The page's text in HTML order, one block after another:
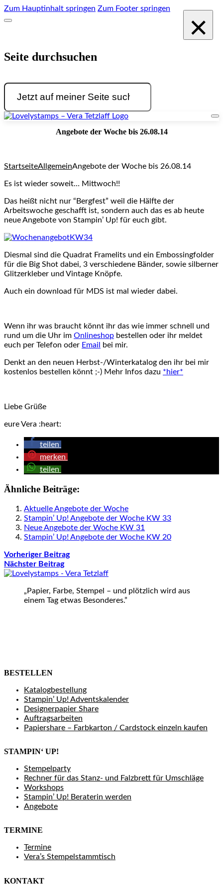
Zum Hauptinhalt springen Zum Footer springen
Seite durchsuchen
Suchen
×
Angebote der Woche bis 26.08.14
StartseiteAllgemeinAngebote der Woche bis 26.08.14
Es ist wieder soweit… Mittwoch!!
Das heißt nicht nur “Bergfest” weil die Hälfte der
Arbeitswoche geschafft ist, sondern auch das es ab heute
neue Angebote von Stampin’ Up! für euch gibt.
Diesmal sind die Quadrat Framelits und ein Embossingfolder
für die Big Shot dabei, 3 verschiedene Bänder, sowie silberner
Glitzerkleber und Vintage Knöpfe.
Auch ein download für MDS ist mal wieder dabei.
Wenn ihr was braucht könnt ihr das wie immer schnell und
rund um die Uhr im Onlineshop bestellen oder ihr meldet
euch per Telefon oder Email bei mir.
Denkt an den neuen Herbst-/Winterkatalog den ihr bei mir
kostenlos bestellen könnt ;-) Mehr Infos dazu *hier*
Liebe Grüße
eure Vera :heart:
teilen
merken
teilen
Ähnliche Beiträge:
Aktuelle Angebote der Woche
Stampin’ Up! Angebote der Woche KW 33
Neue Angebote der Woche KW 31
Stampin’ Up! Angebote der Woche KW 20
Vorheriger Beitrag
Nächster Beitrag
„Papier, Farbe, Stempel – und plötzlich wird aus
einem Tag etwas Besonderes.”
BESTELLEN
Katalogbestellung
Stampin’ Up! Adventskalender
Designerpapier Share
Auftragsarbeiten
Papiershare – Farbkarton / Cardstock einzeln kaufen
STAMPIN‘ UP!
Stempelparty
Rechner für das Stanz- und Falzbrett für Umschläge
Workshops
Stampin’ Up! Beraterin werden
Angebote
TERMINE
Termine
Vera’s Stempelstammtisch
KONTAKT